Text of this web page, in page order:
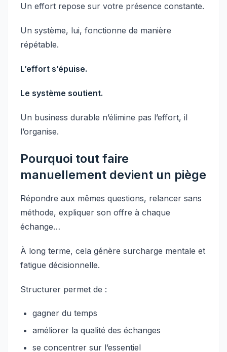
Un effort repose sur votre présence constante.
Un système, lui, fonctionne de manière
répétable.
L’effort s’épuise.
Le système soutient.
Un business durable n’élimine pas l’effort, il
l’organise.
Pourquoi tout faire
manuellement devient un piège
Répondre aux mêmes questions, relancer sans
méthode, expliquer son offre à chaque
échange…
À long terme, cela génère surcharge mentale et
fatigue décisionnelle.
Structurer permet de :
gagner du temps
améliorer la qualité des échanges
se concentrer sur l’essentiel